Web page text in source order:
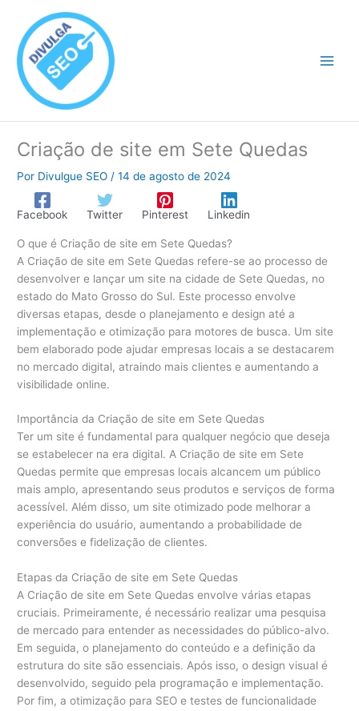
conteúdo
Criação de site em Sete Quedas
Por Divulgue SEO /14 de agosto de 2024
Facebook Twitter Pinterest Linkedin
O que é Criação de site em Sete Quedas?
A Criação de site em Sete Quedas refere-se ao processo de
desenvolver e lançar um site na cidade de Sete Quedas, no
estado do Mato Grosso do Sul. Este processo envolve
diversas etapas, desde o planejamento e design até a
implementação e otimização para motores de busca. Um site
bem elaborado pode ajudar empresas locais a se destacarem
no mercado digital, atraindo mais clientes e aumentando a
visibilidade online.
Importância da Criação de site em Sete Quedas
Ter um site é fundamental para qualquer negócio que deseja
se estabelecer na era digital. A Criação de site em Sete
Quedas permite que empresas locais alcancem um público
mais amplo, apresentando seus produtos e serviços de forma
acessível. Além disso, um site otimizado pode melhorar a
experiência do usuário, aumentando a probabilidade de
conversões e fidelização de clientes.
Etapas da Criação de site em Sete Quedas
A Criação de site em Sete Quedas envolve várias etapas
cruciais. Primeiramente, é necessário realizar uma pesquisa
de mercado para entender as necessidades do público-alvo.
Em seguida, o planejamento do conteúdo e a definição da
estrutura do site são essenciais. Após isso, o design visual é
desenvolvido, seguido pela programação e implementação.
Por fim, a otimização para SEO e testes de funcionalidade